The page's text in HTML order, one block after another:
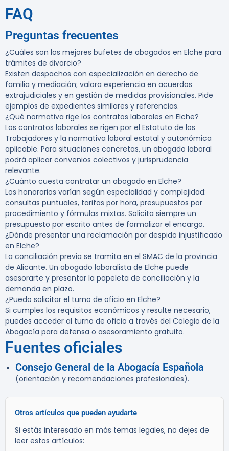
FAQ
Preguntas frecuentes
¿Cuáles son los mejores bufetes de abogados en Elche para
trámites de divorcio?
Existen despachos con especialización en derecho de
familia y mediación; valora experiencia en acuerdos
extrajudiciales y en gestión de medidas provisionales. Pide
ejemplos de expedientes similares y referencias.
¿Qué normativa rige los contratos laborales en Elche?
Los contratos laborales se rigen por el Estatuto de los
Trabajadores y la normativa laboral estatal y autonómica
aplicable. Para situaciones concretas, un abogado laboral
podrá aplicar convenios colectivos y jurisprudencia
relevante.
¿Cuánto cuesta contratar un abogado en Elche?
Los honorarios varían según especialidad y complejidad:
consultas puntuales, tarifas por hora, presupuestos por
procedimiento y fórmulas mixtas. Solicita siempre un
presupuesto por escrito antes de formalizar el encargo.
¿Dónde presentar una reclamación por despido injustificado
en Elche?
La conciliación previa se tramita en el SMAC de la provincia
de Alicante. Un abogado laboralista de Elche puede
asesorarte y presentar la papeleta de conciliación y la
demanda en plazo.
¿Puedo solicitar el turno de oficio en Elche?
Si cumples los requisitos económicos y resulte necesario,
puedes acceder al turno de oficio a través del Colegio de la
Abogacía para defensa o asesoramiento gratuito.
Fuentes oficiales
Consejo General de la Abogacía Española
(orientación y recomendaciones profesionales).
Otros artículos que pueden ayudarte
Si estás interesado en más temas legales, no dejes de
leer estos artículos: